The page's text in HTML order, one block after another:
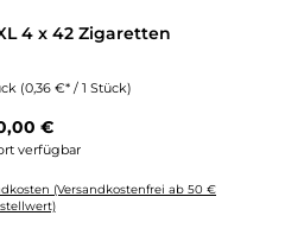
4 x 42 Zigaretten
(0,36 €* / 1 Stück)
Preis:
€
verfügbar
(Versandkostenfrei ab 50 €